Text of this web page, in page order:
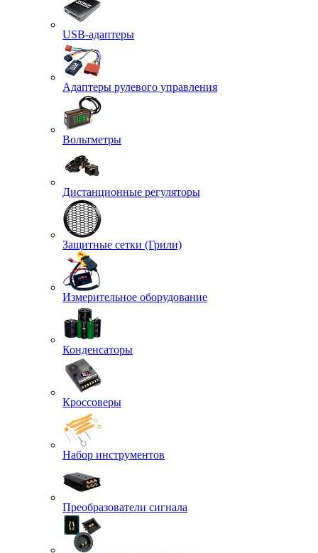
USB-адаптеры
Адаптеры рулевого управления
Вольтметры
Дистанционные регуляторы
Защитные сетки (Грили)
Измерительное оборудование
Конденсаторы
Кроссоверы
Набор инструментов
Преобразователи сигнала